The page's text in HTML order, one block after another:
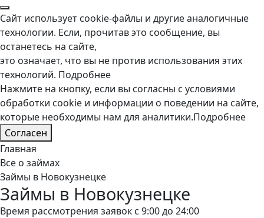
Сайт использует cookie-файлы и другие аналогичные
технологии. Если, прочитав это сообщение, вы
останетесь на сайте,
это означает, что вы не против использования этих
технологий. Подробнее
Нажмите на кнопку, если вы согласны с условиями
обработки cookie и информации о поведении на сайте,
которые необходимы нам для аналитики.Подробнее
Согласен
Главная
Все о займах
Займы в Новокузнецке
Займы в Новокузнецке
Время рассмотрения заявок с 9:00 до 24:00